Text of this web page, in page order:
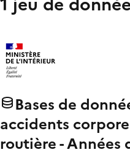
Bases de
accidents
routière - Années